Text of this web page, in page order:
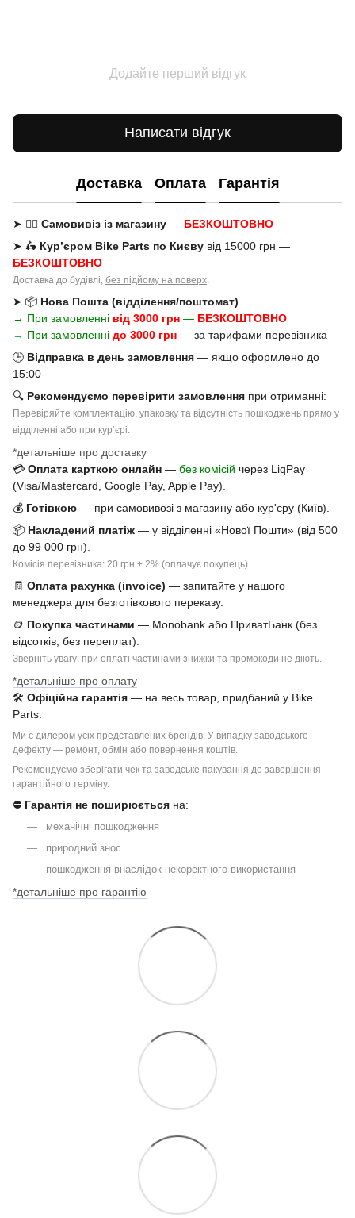
Додайте перший відгук
Написати відгук
Доставка Оплата Гарантія
➤ 🚶‍♂️ Самовивіз із магазину — БЕЗКОШТОВНО
➤ 🛵 Кур’єром Bike Parts по Києву від 15000 грн —
БЕЗКОШТОВНО
Доставка до будівлі, без підйому на поверх
➤ 📦 Нова Пошта (відділення/поштомат)
→ При замовленні від 3000 грн — БЕЗКОШТОВНО
→ При замовленні до 3000 грн — за тарифами перевізника
🕒 Відправка в день замовлення — якщо оформлено до
15:00
🔍 Рекомендуємо перевірити замовлення при отриманні:
Перевіряйте комплектацію, упаковку та відсутність пошкоджень прямо у
відділенні або при курʼєрі.
*детальніше про доставку
💳 Оплата карткою онлайн — без комісій через LiqPay
(Visa/Mastercard, Google Pay, Apple Pay).
💰 Готівкою — при самовивозі з магазину або кур'єру (Київ).
📦 Накладений платіж — у відділенні «Нової Пошти» (від 500
до 99 000 грн).
Комісія перевізника: 20 грн + 2% (оплачує покупець).
🧾 Оплата рахунка (invoice) — запитайте у нашого
менеджера для безготівкового переказу.
🪙 Покупка частинами — Monobank або ПриватБанк (без
відсотків, без переплат).
Зверніть увагу: при оплаті частинами знижки та промокоди не діють.
*детальніше про оплату
🛠 Офіційна гарантія — на весь товар, придбаний у Bike
Parts.
Ми є дилером усіх представлених брендів. У випадку заводського
дефекту — ремонт, обмін або повернення коштів.
Рекомендуємо зберігати чек та заводське пакування до завершення
гарантійного терміну.
⛔ Гарантія не поширюється на:
механічні пошкодження
природний знос
пошкодження внаслідок некоректного використання
*детальніше про гарантію